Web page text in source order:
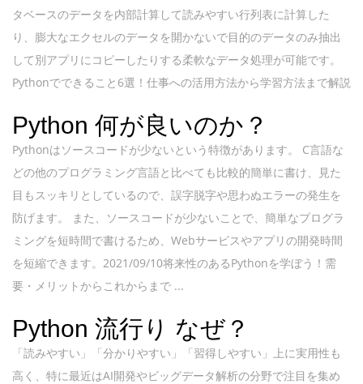
タベースのデータを内部計算して読みやすい行列表に計算した
り、膨大なエクセルのデータを開かないで目的のデータのみ抽出
して別アプリにコピーしたりする柔軟なデータ処理が可能です。
Pythonでできること6選！仕事への活用方法から学習方法まで解説
Python 何が良いのか？
Pythonはソースコードが少ないという特徴があります。 C言語な
どの他のプログラミング言語と比べても比較的簡単に書け、見た
目もスッキリとしているので、誤字脱字や思わぬエラーの発生を
防げます。 また、ソースコードが少ないことで、簡単なプログラ
ミングを短時間で書けるため、Webサービスやアプリの開発時間
を短縮できます。2021/09/10将来性のあるPythonを学ぼう！需
要・メリットからこれからまで ...
Python 流行り なぜ？
「読みやすい」「分かりやすい」「習得しやすい」上に実用性も
高く、特に最近はAI開発やビッグデータ解析の分野で注目を集め